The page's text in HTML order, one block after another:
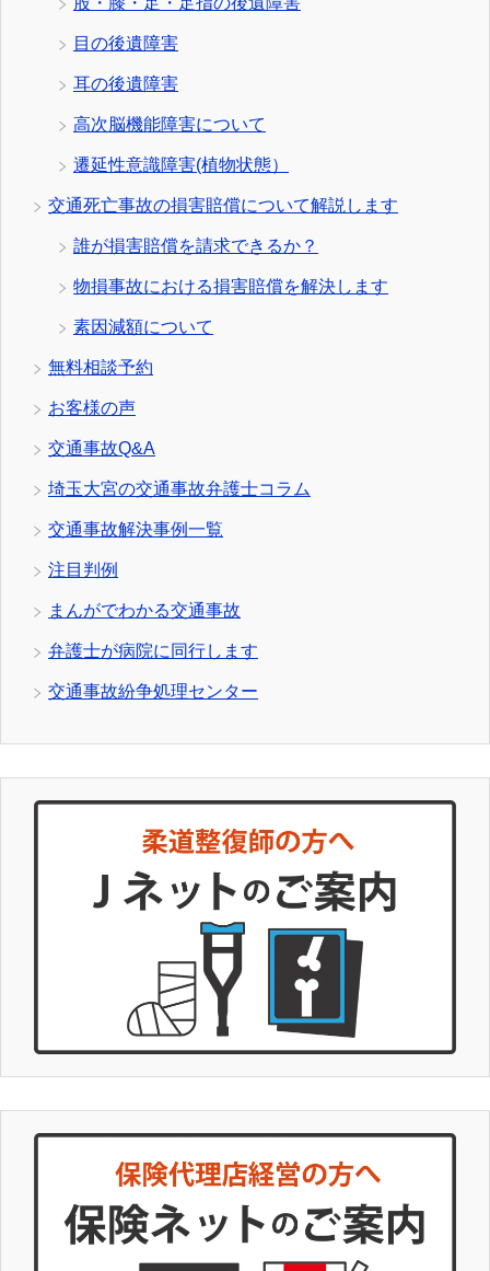
目の後遺障害
耳の後遺障害
高次脳機能障害について
遷延性意識障害(植物状態）
交通死亡事故の損害賠償について解説します
誰が損害賠償を請求できるか？
物損事故における損害賠償を解決します
素因減額について
無料相談予約
お客様の声
交通事故Q&A
埼玉大宮の交通事故弁護士コラム
交通事故解決事例一覧
注目判例
まんがでわかる交通事故
弁護士が病院に同行します
交通事故紛争処理センター